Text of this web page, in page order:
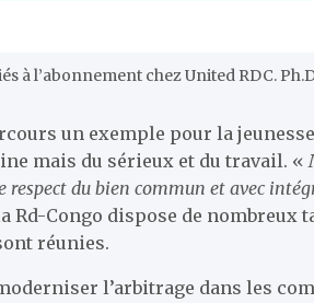
à l’abonnement chez United RDC.
un exemple pour la
mais du sérieux et du travail. «
respect du bien commun et avec
Congo dispose de nombreux
réunies.
l’arbitrage dans les